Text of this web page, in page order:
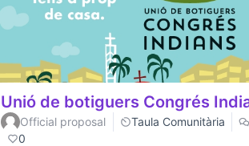
Unió de botiguers Congrés
Official proposal Taula Comunitària
0